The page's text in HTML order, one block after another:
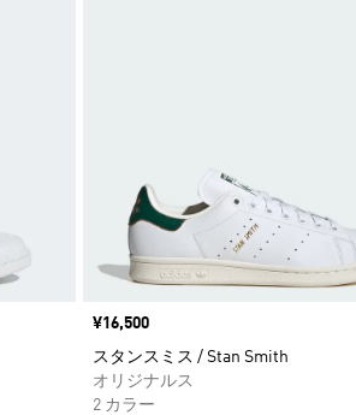
価格
¥16,500
スタンスミス / Stan Smith
オリジナルス
2 カラー